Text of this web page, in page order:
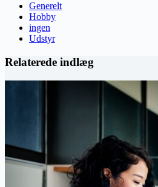
Generelt
Hobby
ingen
Udstyr
Relaterede indlæg